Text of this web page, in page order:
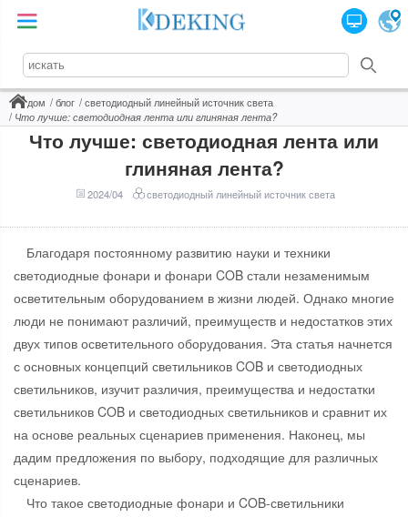
дом блог
светодиодный линейный источник света
Что лучше: светодиодная лента или глиняная лента?
Что лучше: светодиодная лента или
глиняная лента?
2024/04 светодиодный линейный источник света
Благодаря постоянному развитию науки и техники
светодиодные фонари и фонари COB стали незаменимым
осветительным оборудованием в жизни людей. Однако многие
люди не понимают различий, преимуществ и недостатков этих
двух типов осветительного оборудования. Эта статья начнется
с основных концепций светильников COB и светодиодных
светильников, изучит различия, преимущества и недостатки
светильников COB и светодиодных светильников и сравнит их
на основе реальных сценариев применения. Наконец, мы
дадим предложения по выбору, подходящие для различных
сценариев.
Что такое светодиодные фонари и COB-светильники